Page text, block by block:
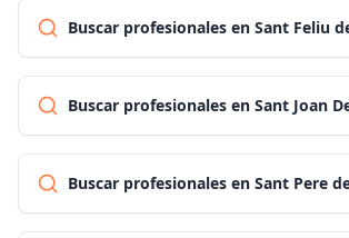
Buscar profesionales en Sant Feliu
Buscar profesionales en Sant Joan
Buscar profesionales en Sant Pere